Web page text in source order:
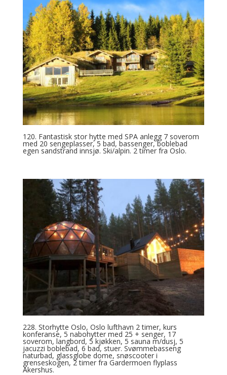
120. Fantastisk stor hytte med SPA anlegg 7 soverom
med 20 sengeplasser, 5 bad, bassenger, boblebad
egen sandstrand innsjø. Ski/alpin. 2 timer fra Oslo.
228. Storhytte Oslo, Oslo lufthavn 2 timer, kurs
konferanse, 5 nabohytter med 25 + senger, 17
soverom, langbord, 5 kjøkken, 5 sauna m/dusj, 5
jacuzzi boblebad, 6 bad, stuer. Svømmebasseng
naturbad, glassglobe dome, snøscooter i
grenseskogen, 2 timer fra Gardermoen flyplass
Akershus.